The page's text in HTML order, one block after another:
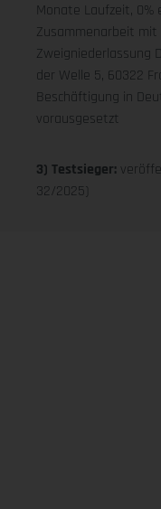
Monate Laufzeit,
Zusammenarbeit mit
Zweigniederlassung
der Welle 5, 60322
Beschäftigung in
vorausgesetzt
3) Testsieger:
32/2025)